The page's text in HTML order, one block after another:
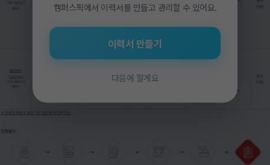
캠퍼스픽에서 이력서를 만들고 관리할 수 있어요.
이력서 만들기
다음에 할게요